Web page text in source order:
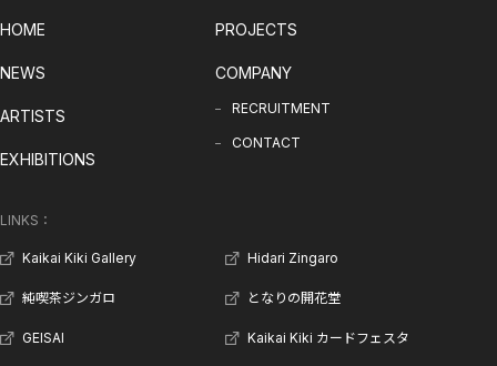
HOME
NEWS
ARTISTS
EXHIBITIONS
PROJECTS
COMPANY
RECRUITMENT
CONTACT
LINKS：
Kaikai Kiki Gallery Hidari Zingaro
純喫茶ジンガロ となりの開花堂
GEISAI Kaikai Kiki カードフェスタ